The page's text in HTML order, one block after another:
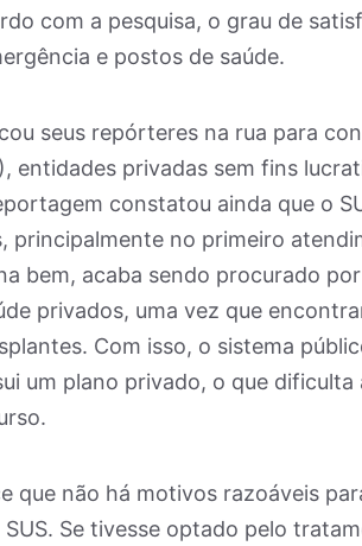
com a pesquisa, o grau de
e postos de saúde.
seus repórteres na rua para
entidades privadas sem fins
constatou ainda que o
principalmente no primeiro
bem, acaba sendo procurado
privados, uma vez que
Com isso, o sistema
um plano privado, o que dificulta
que não há motivos razoáveis
Se tivesse optado pelo